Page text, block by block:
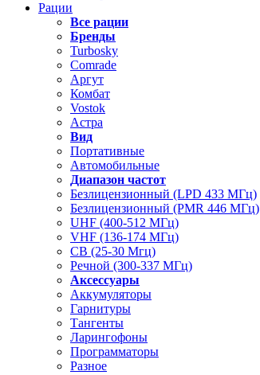
Рации
Все рации
Бренды
Turbosky
Comrade
Аргут
Комбат
Vostok
Астра
Вид
Портативные
Автомобильные
Диапазон частот
Безлицензионный (LPD 433 МГц)
Безлицензионный (PMR 446 МГц)
UHF (400-512 МГц)
VHF (136-174 МГц)
CB (25-30 Мгц)
Речной (300-337 МГц)
Аксессуары
Аккумуляторы
Гарнитуры
Тангенты
Ларингофоны
Программаторы
Разное